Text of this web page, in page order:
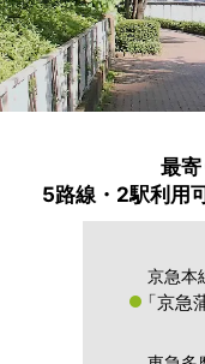
最寄
5路線・2駅利用
京急本
「京急